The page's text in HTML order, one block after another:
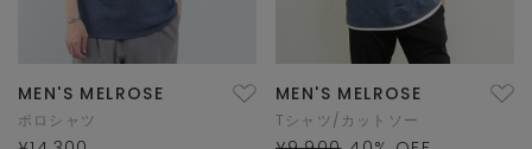
MEN'S MELROSE
ポロシャツ
MEN'S MELROSE
Tシャツ/カットソー